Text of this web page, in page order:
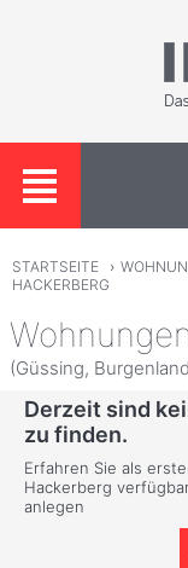
STARTSEITE ›
HACKERBERG
(Güssing,
Derzeit sind
zu finden.
Erfahren Sie als
Hackerberg
anlegen